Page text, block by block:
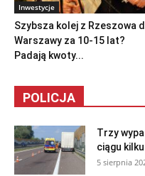
Inwestycje
Szybsza kolej z Rzeszowa
Warszawy za 10-15 lat?
Padają kwoty...
POLICJA
Trzy
ciągu
5 sierpnia